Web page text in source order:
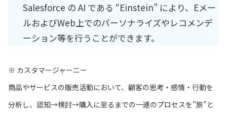
Salesforce の AI である “Einstein” により、Eメー
ルおよびWeb上でのパーソナライズやレコメンデ
ーション等を行うことができます。
※ カスタマージャーニー
商品やサービスの販売活動において、顧客の思考・感情・行動を
分析し、認知→検討→購入に至るまでの一連のプロセスを”旅”と